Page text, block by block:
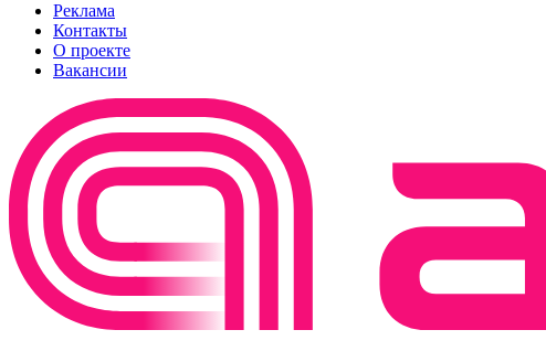
Реклама
Контакты
О проекте
Вакансии